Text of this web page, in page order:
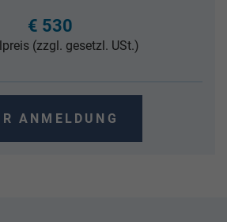
€ 530
(zzgl. gesetzl. USt.)
ANMELDUNG